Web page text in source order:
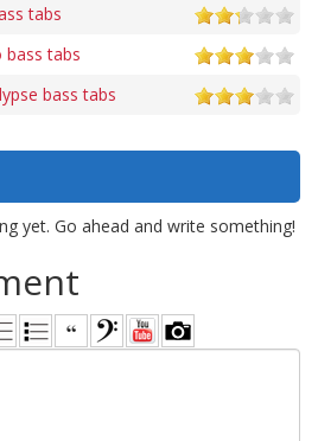
tabs
bass tabs
bass tabs
yet. Go ahead and write something!